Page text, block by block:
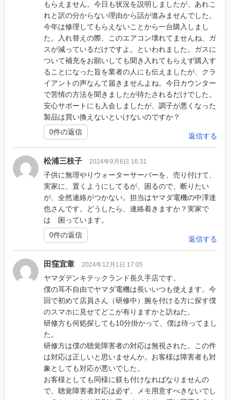
もらえません。今日も状況を説明しましたが、あれこ
れと訳の分からない理由から話が進みませんでした。
今年は修理してもらえないことから一台購入しまし
た。入れ替えの際、このエアコン壊れてませんね、ガ
スが減っているだけですよ。といわれました。ガスに
ついて補充をお願いしても聞き入れてもらえず購入す
ることになった旨を業者の人にも伝えましたが、クラ
イアントの声なんて届きませんよね。今日カウンター
で苦情の方法を聞きましたが待たされるだけでした。
安心サポートにも入会しましたが、調子が悪くなった
製品は買い換えないといけないのですか？
返信する
0件の返信
松浦三枝子 2024年9月6日 16:31
子供に無理やりウォーターサーバーを、売り付けて、
実家に、置くようにしてるが、困るので、断りたい
が、全然連絡がつかない。担当はヤマダ電機の中澤達
也さんです。どうしたら、連絡着きますか？実家で
は 困っています。
返信する
0件の返信
田窪宜章 2024年12月1日 17:05
ヤマダデンキテックランド長久手店です。
僕の耳不自由でヤマダ電機は長いいつも使えます。今
回で初めて店員さん（研修中）腕を付ける方に探す僕
のスマホに見せてどこが有りますかと訪ねた。
研修方も何処探しても10分掛かって、僕は待ってまし
た。
研修方は僕の聴覚障害者の対応は無視された。この件
は対応は正しいと思いませんか。お客様は障害者も対
象としても対応が悪いでした。
お客様としても同様に躾も付けなればなりませんの
で、聴覚障害者対応は必ず、メモ用意すべきないでし